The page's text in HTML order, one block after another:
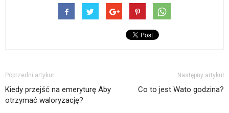
Poprzedni artykuł
Kiedy przejść na emeryturę Aby
otrzymać waloryzację?
Następny artykuł
Co to jest Wato godzina?